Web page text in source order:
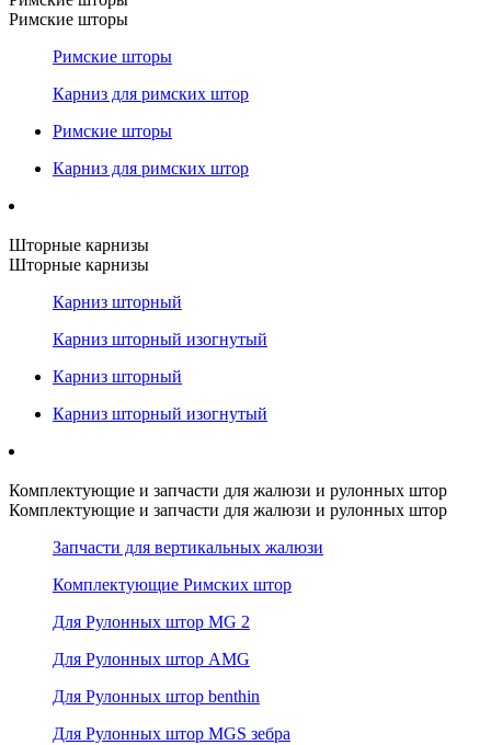
Римские шторы
Римские шторы
Карниз для римских штор
Римские шторы
Карниз для римских штор
Шторные карнизы
Шторные карнизы
Карниз шторный
Карниз шторный изогнутый
Карниз шторный
Карниз шторный изогнутый
Комплектующие и запчасти для жалюзи и рулонных штор
Комплектующие и запчасти для жалюзи и рулонных штор
Запчасти для вертикальных жалюзи
Комплектующие Римских штор
Для Рулонных штор MG 2
Для Рулонных штор AMG
Для Рулонных штор benthin
Для Рулонных штор MGS зебра